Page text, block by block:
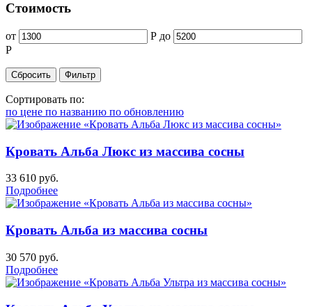
Стоимость
от Р до
Р
Сортировать по:
по цене по названию по обновлению
Кровать Альба Люкс из массива сосны
33 610 руб.
Подробнее
Кровать Альба из массива сосны
30 570 руб.
Подробнее